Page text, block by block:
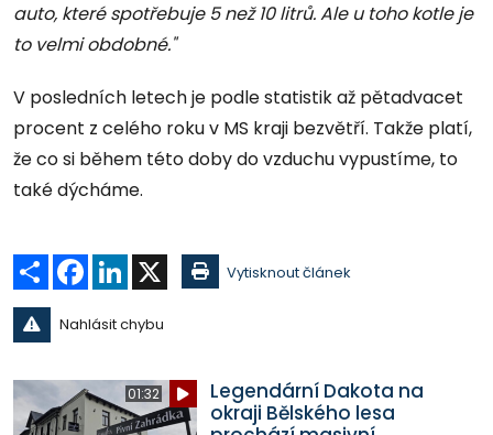
auto, které spotřebuje 5 než 10 litrů. Ale u toho kotle je
to velmi obdobné."
V posledních letech je podle statistik až pětadvacet
procent z celého roku v MS kraji bezvětří. Takže platí,
že co si během této doby do vzduchu vypustíme, to
také dýcháme.
Sdílet Facebook
LinkedIn Vytisknout článek
Nahlásit chybu
01:32
Legendární Dakota na
okraji Bělského lesa